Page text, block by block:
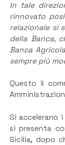
In tale
rinnovato
relazionale si
della Banca,
Banca
sempre più
Questo il
Si accelerano
si presenta
Sicilia, dopo